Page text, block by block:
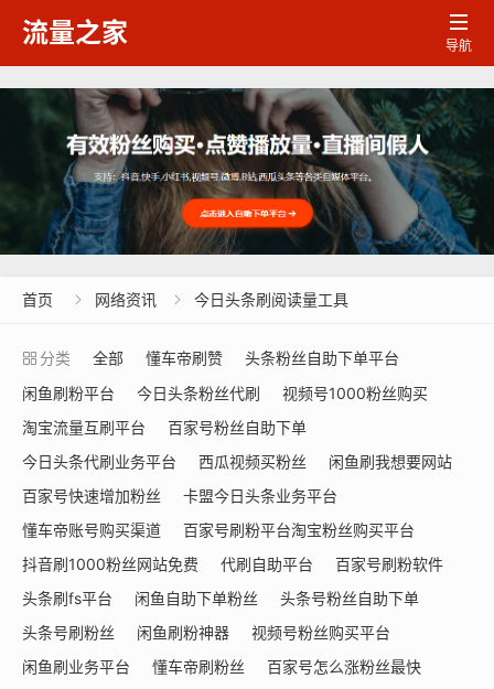
流量之家 
导航
首页  网络资讯  今日头条刷阅读量工具
分类 全部 懂车帝刷赞
头条粉丝自助下单平台
闲鱼刷粉平台
今日头条粉丝代刷
视频号1000粉丝购买
淘宝流量互刷平台
百家号粉丝自助下单
今日头条代刷业务平台
西瓜视频买粉丝
闲鱼刷我想要网站
百家号快速增加粉丝
卡盟今日头条业务平台
懂车帝账号购买渠道
百家号刷粉平台淘宝粉丝购买平台
抖音刷1000粉丝网站免费
代刷自助平台
百家号刷粉软件
头条刷fs平台
闲鱼自助下单粉丝
头条号粉丝自助下单
头条号刷粉丝
闲鱼刷粉神器
视频号粉丝购买平台
闲鱼刷业务平台
懂车帝刷粉丝
百家号怎么涨粉丝最快